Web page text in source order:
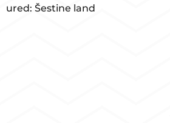
ured: Šestine land